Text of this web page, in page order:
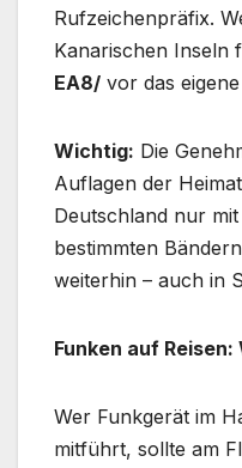
Rufzeichenpräfix.
Kanarischen Inseln
EA8/ vor das
Wichtig: Die
Auflagen der
Deutschland nur
bestimmten
weiterhin – auch in
Funken auf
Wer Funkgerät im
mitführt, sollte am